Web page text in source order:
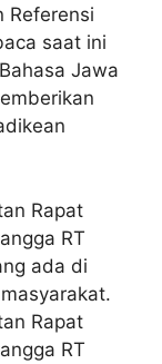
Referensi
saat ini
Jawa
Rapat
RT
ada di
Rapat
RT